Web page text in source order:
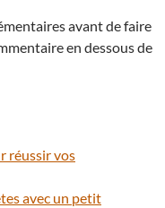
avant de faire
en dessous de
réussir vos
avec un petit